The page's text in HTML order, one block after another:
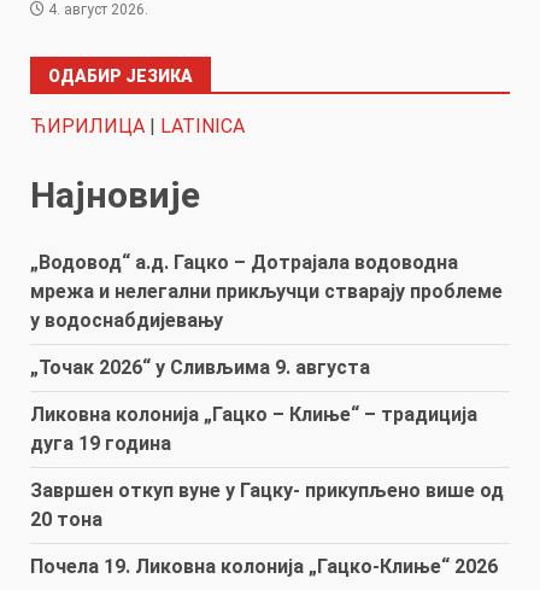
4. август 2026.
ОДАБИР ЈЕЗИКА
ЋИРИЛИЦА | LATINICA
Најновије
„Водовод“ а.д. Гацко – Дотрајала водоводна
мрежа и нелегални прикључци стварају проблеме
у водоснабдијевању
„Точак 2026“ у Сливљима 9. августа
Ликовна колонија „Гацко – Клиње“ – традиција
дуга 19 година
Завршен откуп вуне у Гацку- прикупљено више од
20 тона
Почела 19. Ликовна колонија „Гацко-Клиње“ 2026